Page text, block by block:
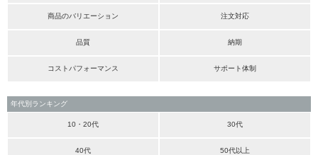
商品のバリエーション 注文対応
品質 納期
コストパフォーマンス サポート体制
年代別ランキング
10・20代 30代
40代 50代以上